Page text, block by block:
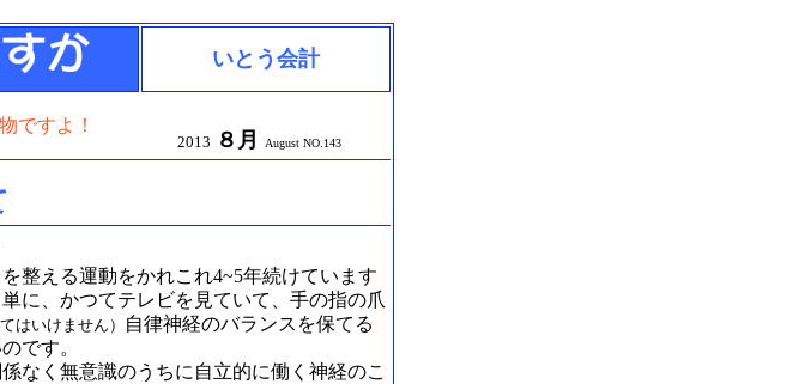
いとう会計
ですよ！
2013 ８月 August NO.143
整える運動をかれこれ4~5年続けています
に、かつてテレビを見ていて、手の指の爪
はいけません）
自律神経のバランスを保てる
です。
なく無意識のうちに自立的に働く神経のこ